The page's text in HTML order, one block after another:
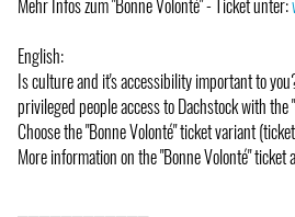
English:
Is culture and it's accessibility important to
privileged people access to Dachstock with the
Choose the "Bonne Volonté" ticket variant
More information on the "Bonne Volonté" ticket